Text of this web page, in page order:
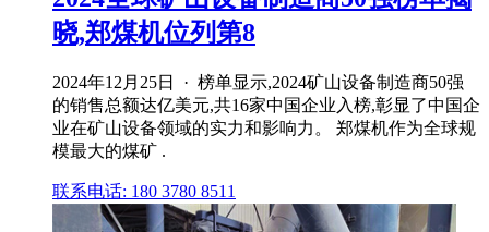
晓,郑煤机位列第8
2024年12月25日 · 榜单显示,2024矿山设备制造商50强
的销售总额达亿美元,共16家中国企业入榜,彰显了中国企
业在矿山设备领域的实力和影响力。 郑煤机作为全球规
模最大的煤矿 .
联系电话: 180 3780 8511